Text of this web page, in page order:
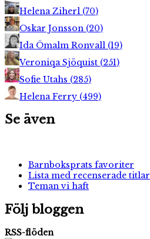
Helena Ziherl (70)
Oskar Jonsson (20)
Ida Ömalm Ronvall (19)
Veroniqa Sjöquist (251)
Sofie Utahs (285)
Helena Ferry (499)
Se även
Barnboksprats favoriter
Lista med recenserade titlar
Teman vi haft
Följ bloggen
RSS-flöden